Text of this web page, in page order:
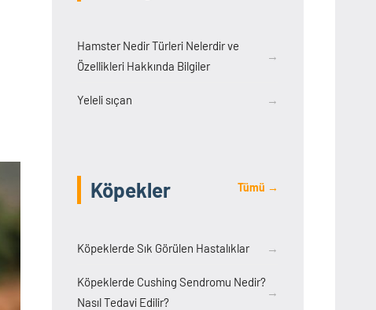
Hamster Nedir Türleri Nelerdir ve
Özellikleri Hakkında Bilgiler
→
Yeleli sıçan →
Köpekler Tümü →
Köpeklerde Sık Görülen Hastalıklar →
Köpeklerde Cushing Sendromu Nedir?
Nasıl Tedavi Edilir?
→